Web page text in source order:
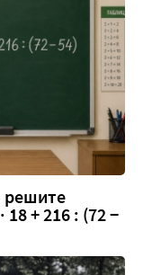
решите
18 + 216 : (72 −